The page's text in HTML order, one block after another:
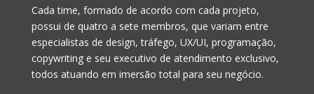
Cada time, formado de acordo com cada projeto,
possui de quatro a sete membros, que variam entre
especialistas de design, tráfego, UX/UI, programação,
copywriting e seu executivo de atendimento exclusivo,
todos atuando em imersão total para seu negócio.